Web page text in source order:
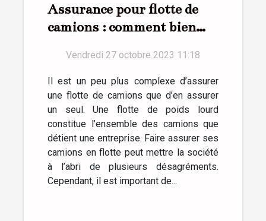
Assurance pour flotte de
camions : comment bien
Vendredi 27 octobre 2023 11:18
Il est un peu plus complexe d’assurer
une flotte de camions que d’en assurer
un seul. Une flotte de poids lourd
constitue l’ensemble des camions que
détient une entreprise. Faire assurer ses
camions en flotte peut mettre la société
à l’abri de plusieurs désagréments.
Cependant, il est important de...